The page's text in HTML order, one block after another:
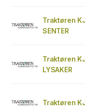
Traktøren
SENTER
Traktøren
LYSAKER
Traktøren